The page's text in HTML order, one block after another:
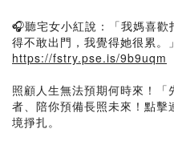
🎧聽宅女小紅說：「我媽喜
得不敢出門，我覺得她很累。
https://fstry.pse.is/9b9uqm
照顧人生無法預期何時來！
者、陪你預備長照未來！點擊
境掙扎。